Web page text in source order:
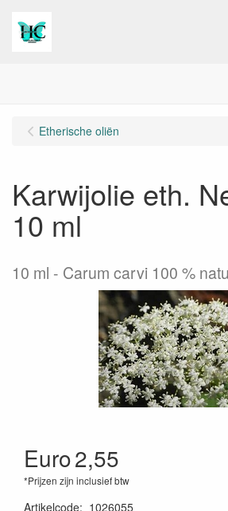
Etherische oliën
Karwijolie eth.
10 ml
10 ml Carum carvi 100 %
Euro2,55
*Prijzen zijn inclusief btw
Artikelcode: 1026055